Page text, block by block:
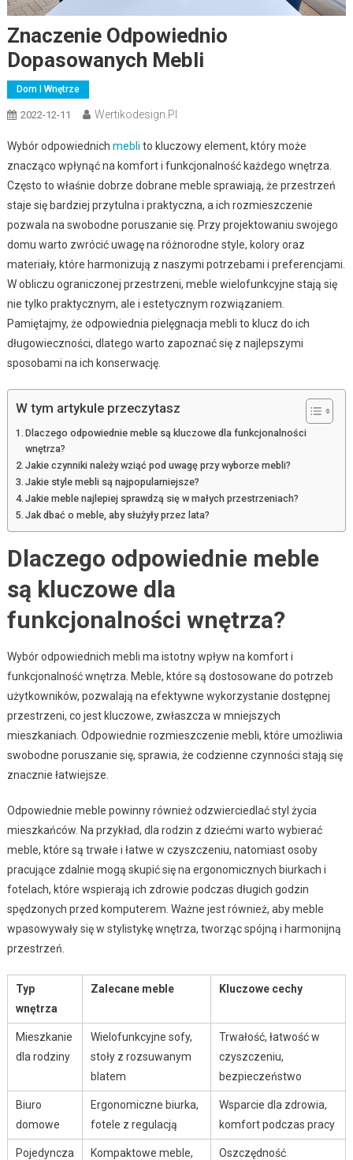
Znaczenie Odpowiednio
Dopasowanych Mebli
Dom I Wnętrze
2022-12-11 Wertikodesign.pl
Wybór odpowiednich mebli to kluczowy element, który może
znacząco wpłynąć na komfort i funkcjonalność każdego wnętrza.
Często to właśnie dobrze dobrane meble sprawiają, że przestrzeń
staje się bardziej przytulna i praktyczna, a ich rozmieszczenie
pozwala na swobodne poruszanie się. Przy projektowaniu swojego
domu warto zwrócić uwagę na różnorodne style, kolory oraz
materiały, które harmonizują z naszymi potrzebami i preferencjami.
W obliczu ograniczonej przestrzeni, meble wielofunkcyjne stają się
nie tylko praktycznym, ale i estetycznym rozwiązaniem.
Pamiętajmy, że odpowiednia pielęgnacja mebli to klucz do ich
długowieczności, dlatego warto zapoznać się z najlepszymi
sposobami na ich konserwację.
W tym artykule przeczytasz
Dlaczego odpowiednie meble są kluczowe dla funkcjonalności
wnętrza?
Jakie czynniki należy wziąć pod uwagę przy wyborze mebli?
Jakie style mebli są najpopularniejsze?
Jakie meble najlepiej sprawdzą się w małych przestrzeniach?
Jak dbać o meble, aby służyły przez lata?
Dlaczego odpowiednie meble
są kluczowe dla
funkcjonalności wnętrza?
Wybór odpowiednich mebli ma istotny wpływ na komfort i
funkcjonalność wnętrza. Meble, które są dostosowane do potrzeb
użytkowników, pozwalają na efektywne wykorzystanie dostępnej
przestrzeni, co jest kluczowe, zwłaszcza w mniejszych
mieszkaniach. Odpowiednie rozmieszczenie mebli, które umożliwia
swobodne poruszanie się, sprawia, że codzienne czynności stają się
znacznie łatwiejsze.
Odpowiednie meble powinny również odzwierciedlać styl życia
mieszkańców. Na przykład, dla rodzin z dziećmi warto wybierać
meble, które są trwałe i łatwe w czyszczeniu, natomiast osoby
pracujące zdalnie mogą skupić się na ergonomicznych biurkach i
fotelach, które wspierają ich zdrowie podczas długich godzin
spędzonych przed komputerem. Ważne jest również, aby meble
wpasowywały się w stylistykę wnętrza, tworząc spójną i harmonijną
przestrzeń.
Typ
wnętrza
Zalecane meble Kluczowe cechy
Mieszkanie
dla rodziny
Wielofunkcyjne sofy,
stoły z rozsuwanym
blatem
Trwałość, łatwość w
czyszczeniu,
bezpieczeństwo
Biuro
domowe
Ergonomiczne biurka,
fotele z regulacją
Wsparcie dla zdrowia,
komfort podczas pracy
Pojedyncza
Kompaktowe meble,
Oszczędność